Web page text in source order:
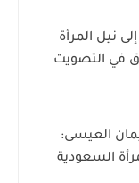
نيل المرأة
في التصويت
العيسى:
السعودية